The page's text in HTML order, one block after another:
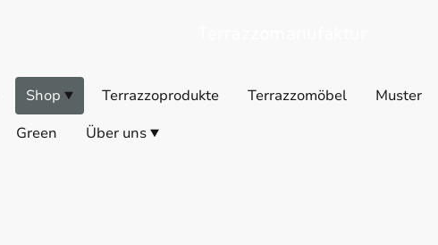
Shop Terrazzoprodukte Terrazzomöbel Muster
Green Über uns